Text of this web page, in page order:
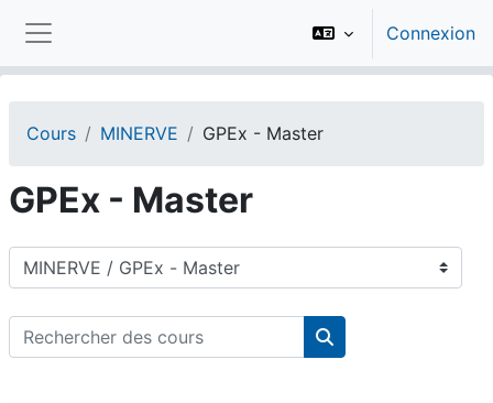
Panneau latéral
Connexion
Cours MINERVE GPEx - Master
GPEx - Master
Catégories de cours
Rechercher des cours
Rechercher des